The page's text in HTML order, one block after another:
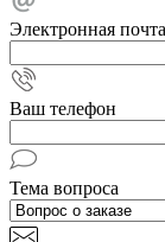
Электронная почта
Ваш телефон
Тема вопроса